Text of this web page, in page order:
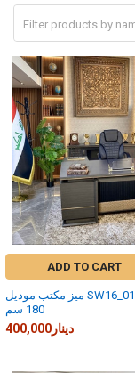
ADD TO CART
ميز مكتب موديل SW16_018A قياس
180 سم
400,000دينار